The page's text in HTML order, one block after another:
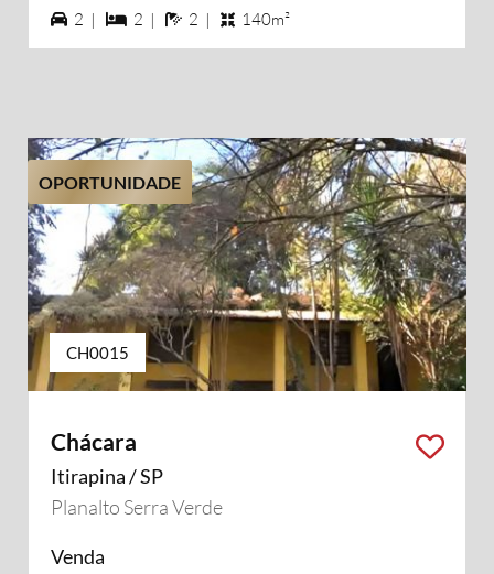
2 vagas na garagem
2 | 2 dormiórios
2 | 2 banheiros
2 | 140m²
OPORTUNIDADE
CH0015
Chácara
Itirapina / SP
Planalto Serra Verde
Venda